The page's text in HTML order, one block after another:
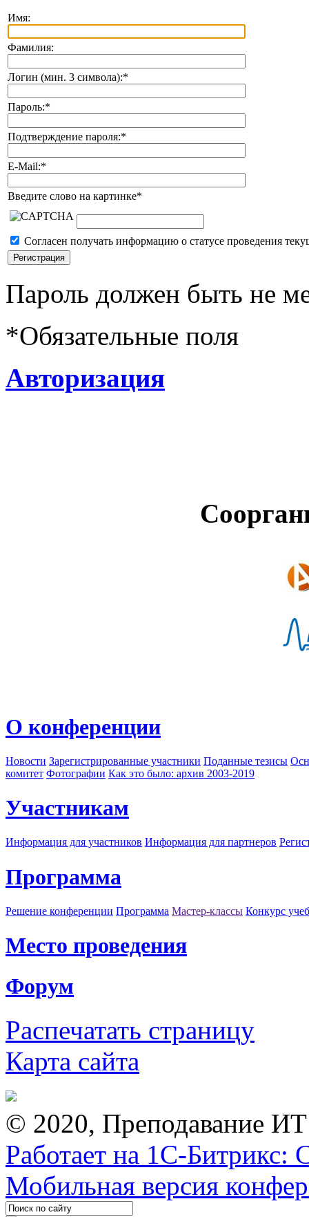
Имя:
Фамилия:
Логин (мин. 3 символа):*
Пароль:*
Подтверждение пароля:*
E-Mail:*
Введите слово на картинке*
Согласен получать информацию о статусе проведения
Пароль должен быть не
*Обязательные поля
Авторизация
О конференции
Новости Зарегистрированные участники Поданные тезисы
комитет Фотографии Как это было: архив 2003-2019
Участникам
Информация для участников Информация для партнеров
Программа
Решение конференции Программа Мастер-классы Конкурс
Место проведения
Форум
Распечатать страницу
Карта сайта
© 2020, Преподавание
Работает на 1С-Битрикс:
Мобильная версия